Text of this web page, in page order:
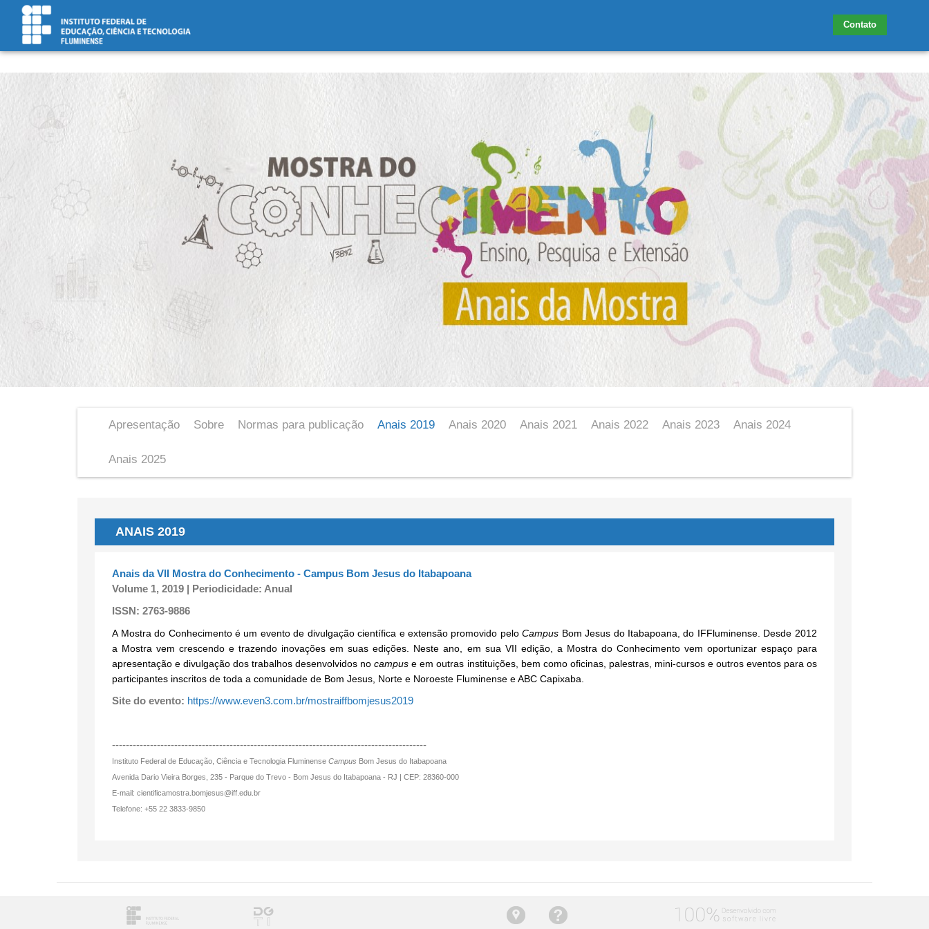
Contato
Apresentação Sobre Normas para publicação Anais 2019 Anais 2020 Anais 2021 Anais 2022 Anais 2023 Anais 2024
Anais 2025
ANAIS 2019
Anais da VII Mostra do Conhecimento - Campus Bom Jesus do Itabapoana
Volume 1, 2019 | Periodicidade: Anual
ISSN: 2763-9886
A Mostra do Conhecimento é um evento de divulgação científica e extensão promovido peloCampus Bom Jesus do Itabapoana, do IFFluminense. Desde 2012
a Mostra vem crescendo e trazendo inovações em suas edições. Neste ano, em sua VII edição, a Mostra do Conhecimento vem oportunizar espaço para
apresentação e divulgação dos trabalhos desenvolvidos nocampuse em outras instituições, bem como oficinas, palestras, mini-cursos e outros eventos para os
participantes inscritos de toda a comunidade de Bom Jesus, Norte e Noroeste Fluminense e ABC Capixaba.
Site do evento: https://www.even3.com.br/mostraiffbomjesus2019
-------------------------------------------------------------------------------------------
Instituto Federal de Educação, Ciência e Tecnologia FluminenseCampus Bom Jesus do Itabapoana
Avenida Dario Vieira Borges, 235 - Parque do Trevo - Bom Jesus do Itabapoana - RJ | CEP: 28360-000
E-mail: cientificamostra.bomjesus@iff.edu.br
Telefone: +55 22 3833-9850